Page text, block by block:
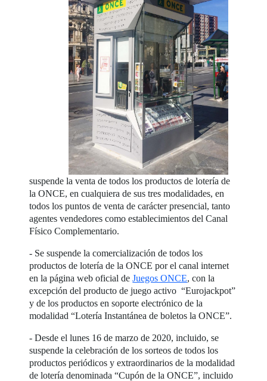
suspende la venta de todos los productos de lotería de
la ONCE, en cualquiera de sus tres modalidades, en
todos los puntos de venta de carácter presencial, tanto
agentes vendedores como establecimientos del Canal
Físico Complementario.
- Se suspende la comercialización de todos los
productos de lotería de la ONCE por el canal internet
en la página web oficial deJuegos ONCE, con la
excepción del producto de juego activo “Eurojackpot”
y de los productos en soporte electrónico de la
modalidad “Lotería Instantánea de boletos la ONCE”.
- Desde el lunes 16 de marzo de 2020, incluido, se
suspende la celebración de los sorteos de todos los
productos periódicos y extraordinarios de la modalidad
de lotería denominada “Cupón de la ONCE”, incluido